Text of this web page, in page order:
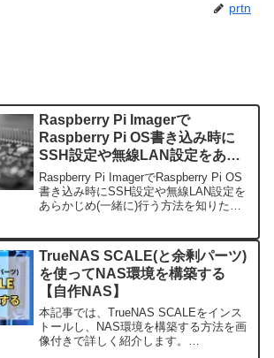
prtn
Raspberry Pi Imagerで
Raspberry Pi OS書き込み時に
SSH設定や無線LAN設定をあら
かじめ(一緒に)行う方法
Raspberry Pi ImagerでRaspberry Pi OS
書き込み時にSSH設定や無線LAN設定を
あらかじめ(一緒に)行う方法を知りたい
SSH設定や無線LAN設定をあらかじめ(一
緒に)行う方法を画像付きで紹介します。
Raspberry Pi ImagerでRaspberry Pi OS
書き込み時にSSH設定や無線LAN設定を
あらかじめ(一緒に)行う方法を知りたい
方は必見です。
TrueNAS SCALE(と余剰パーツ)
を使ってNAS環境を構築する
【自作NAS】
本記事では、TrueNAS SCALEをインス
トールし、NAS環境を構築する方法を画
像付きで詳しく紹介します。